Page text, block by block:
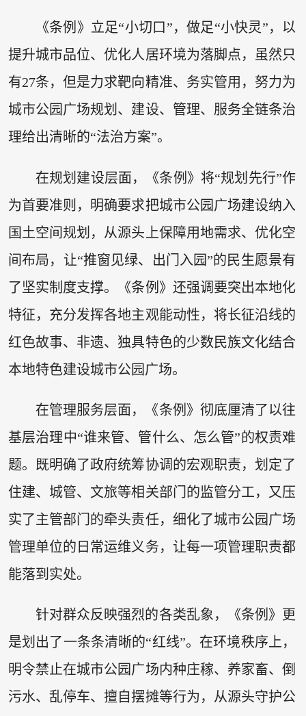
《条例》立足“小切口”，做足“小快灵”，以
提升城市品位、优化人居环境为落脚点，虽然只
有27条，但是力求靶向精准、务实管用，努力为
城市公园广场规划、建设、管理、服务全链条治
理给出清晰的“法治方案”。
在规划建设层面，《条例》将“规划先行”作
为首要准则，明确要求把城市公园广场建设纳入
国土空间规划，从源头上保障用地需求、优化空
间布局，让“推窗见绿、出门入园”的民生愿景有
了坚实制度支撑。《条例》还强调要突出本地化
特征，充分发挥各地主观能动性，将长征沿线的
红色故事、非遗、独具特色的少数民族文化结合
本地特色建设城市公园广场。
在管理服务层面，《条例》彻底厘清了以往
基层治理中“谁来管、管什么、怎么管”的权责难
题。既明确了政府统筹协调的宏观职责，划定了
住建、城管、文旅等相关部门的监管分工，又压
实了主管部门的牵头责任，细化了城市公园广场
管理单位的日常运维义务，让每一项管理职责都
能落到实处。
针对群众反映强烈的各类乱象，《条例》更
是划出了一条条清晰的“红线”。在环境秩序上，
明令禁止在城市公园广场内种庄稼、养家畜、倒
污水、乱停车、擅自摆摊等行为，从源头守护公